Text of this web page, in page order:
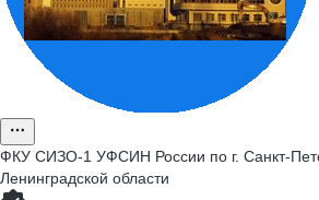
ФКУ СИЗО-1 УФСИН России по г. Санкт-
Ленинградской области